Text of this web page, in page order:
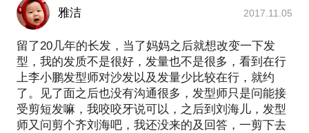
雅洁 2017.11.05
留了20几年的长发，当了妈妈之后就想改变一下发
型，我的发质不是很好，发量也不是很多，看到在行
上李小鹏发型师对沙发以及发量少比较在行，就约
了。见了面之后也没有沟通很多，发型师只是问能接
受剪短发嘛，我咬咬牙说可以，之后到刘海儿，发型
师又问剪个齐刘海吧，我还没来的及回答，一剪下去